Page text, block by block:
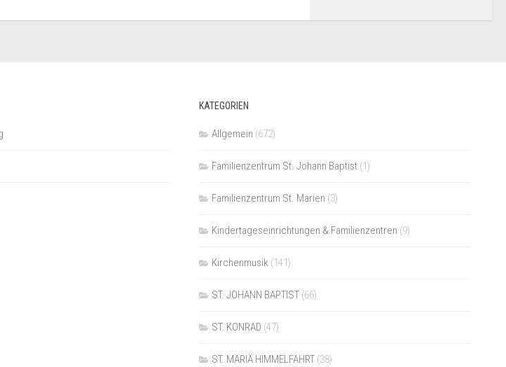
KATEGORIEN
Allgemein (672)
Familienzentrum St. Johann Baptist(1)
Familienzentrum St. Marien (3)
Kindertageseinrichtungen & Familienzentren (9)
Kirchenmusik (141)
ST. JOHANN BAPTIST(66)
ST. KONRAD (47)
ST. MARIÄ HIMMELFAHRT(38)